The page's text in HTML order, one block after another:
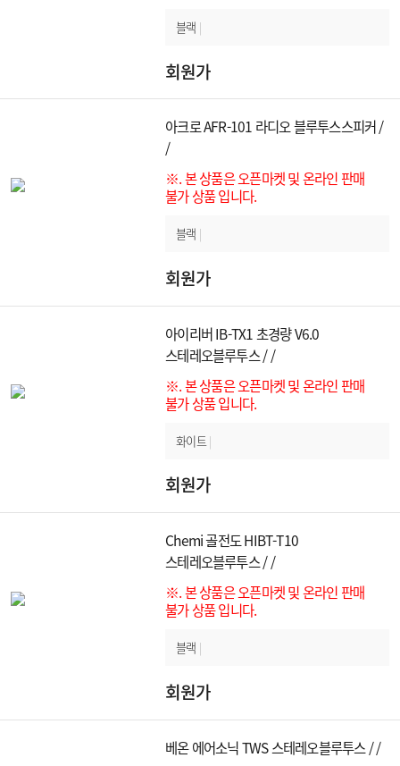
블랙 |
회원가
아크로 AFR-101 라디오 블루투스스피커 /
/
※. 본 상품은 오픈마켓 및 온라인 판매
불가 상품 입니다.
블랙 |
회원가
아이리버 IB-TX1 초경량 V6.0
스테레오블루투스 / /
※. 본 상품은 오픈마켓 및 온라인 판매
불가 상품 입니다.
화이트 |
회원가
Chemi 골전도 HIBT-T10
스테레오블루투스 / /
※. 본 상품은 오픈마켓 및 온라인 판매
불가 상품 입니다.
블랙 |
회원가
베온 에어소닉 TWS 스테레오블루투스 / /